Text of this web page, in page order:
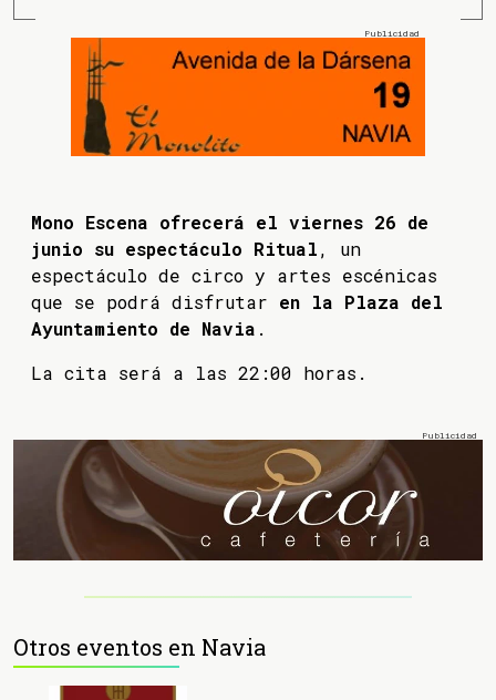
Mono Escena ofrecerá el viernes 26 de
junio su espectáculo Ritual, un
espectáculo de circo y artes escénicas
que se podrá disfrutar en la Plaza del
Ayuntamiento de Navia .
La cita será a las 22:00 horas.
Otros eventos en Navia